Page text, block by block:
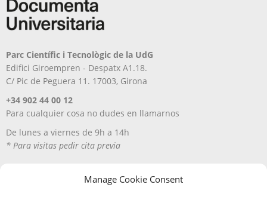
Manage Cookie Consent
Parc Científic i Tecnològic de la UdG
Edifici Giroempren - Despatx A1.18.
C/ Pic de Peguera 11. 17003, Girona
+34 902 44 00 12
Para cualquier cosa no dudes en llamarnos
De lunes a viernes de 9h a 14h
* Para visitas pedir cita previa